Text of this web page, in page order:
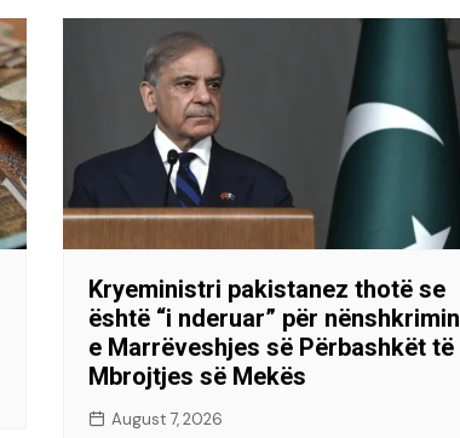
Kryeministri pakistanez thotë se
është “i nderuar” për nënshkrimin
e Marrëveshjes së Përbashkët të
Mbrojtjes së Mekës
August 7, 2026